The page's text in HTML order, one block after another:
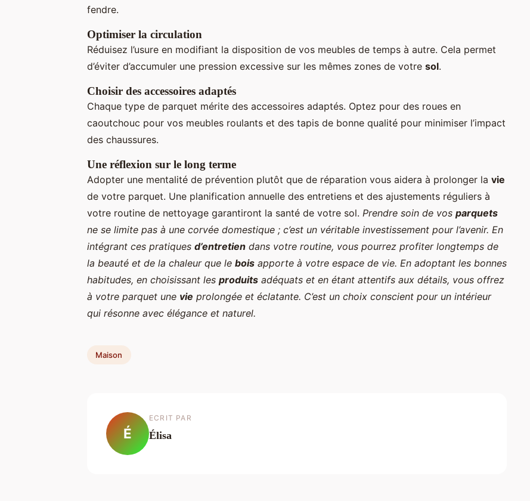
fendre.
Optimiser la circulation
Réduisez l’usure en modifiant la disposition de vos meubles de temps à autre. Cela permet
d’éviter d’accumuler une pression excessive sur les mêmes zones de votre sol.
Choisir des accessoires adaptés
Chaque type de parquet mérite des accessoires adaptés. Optez pour des roues en
caoutchouc pour vos meubles roulants et des tapis de bonne qualité pour minimiser l’impact
des chaussures.
Une réflexion sur le long terme
Adopter une mentalité de prévention plutôt que de réparation vous aidera à prolonger la vie
de votre parquet. Une planification annuelle des entretiens et des ajustements réguliers à
votre routine de nettoyage garantiront la santé de votre sol. Prendre soin de vos parquets
ne se limite pas à une corvée domestique ; c’est un véritable investissement pour l’avenir. En
intégrant ces pratiques d’entretien dans votre routine, vous pourrez profiter longtemps de
la beauté et de la chaleur que le bois apporte à votre espace de vie. En adoptant les bonnes
habitudes, en choisissant les produits adéquats et en étant attentifs aux détails, vous offrez
à votre parquet une vie prolongée et éclatante. C’est un choix conscient pour un intérieur
qui résonne avec élégance et naturel.
Maison
É
ECRIT PAR
Élisa